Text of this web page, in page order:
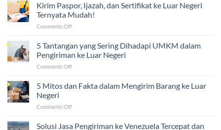
Kirim Paspor, Ijazah, dan Sertifikat ke Luar Negeri
Ternyata Mudah!
Comments Offon
Ijazah,
dan
Sertifikat
Luar
5 Tantangan yang Sering Dihadapi UMKM dalam
Pengiriman ke Luar Negeri
Comments Offon
Tantangan
Dihadapi
dalam
5 Mitos dan Fakta dalam Mengirim Barang ke Luar
Negeri
Comments Offon
Mitos
Solusi Jasa Pengiriman ke Venezuela Tercepat dan